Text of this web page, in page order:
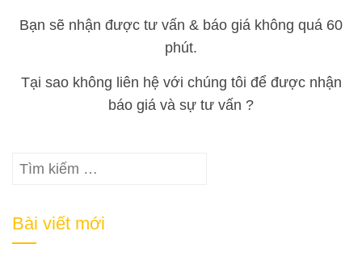
Bạn sẽ nhận được tư vấn & báo giá không quá 60
phút.
Tại sao không liên hệ với chúng tôi để được nhận
báo giá và sự tư vấn ?
Tìm
Bài viết mới